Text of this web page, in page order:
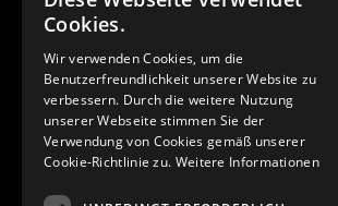
FAHRZEUGHERSTELLER
CITROËN
DACIA
FORD
IVECO
ÜBER
NEUIGKEITEN
KONTAKT
Cookies.
Wir verwenden Cookies, um die
Benutzerfreundlichkeit unserer Website zu
verbessern. Durch die weitere Nutzung
unserer Webseite stimmen Sie der
Verwendung von Cookies gemäß unserer
Cookie-Richtlinie zu. Weitere Informationen